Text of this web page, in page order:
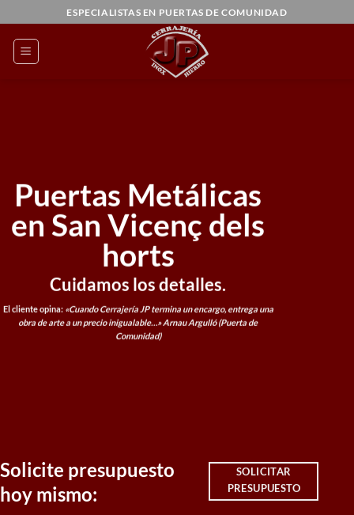
al
contenido
ESPECIALISTAS EN PUERTAS DE COMUNIDAD
Puertas Metálicas
en San Vicenç dels
horts
Cuidamos los detalles.
El cliente opina: «Cuando Cerrajería JP termina un encargo, entrega una
obra de arte a un precio inigualable…»Arnau Argulló (Puerta de
Comunidad)
Solicite presupuesto
hoy mismo:
SOLICITAR
PRESUPUESTO